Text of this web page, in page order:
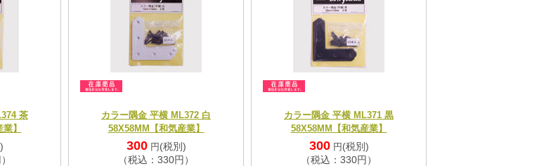
茶
】
カラー隅金 平横 ML372 白
58X58MM【和気産業】
300円 (税別)
（税込：330円）
カラー隅金 平横 ML371 黒
58X58MM【和気産業】
300円 (税別)
（税込：330円）